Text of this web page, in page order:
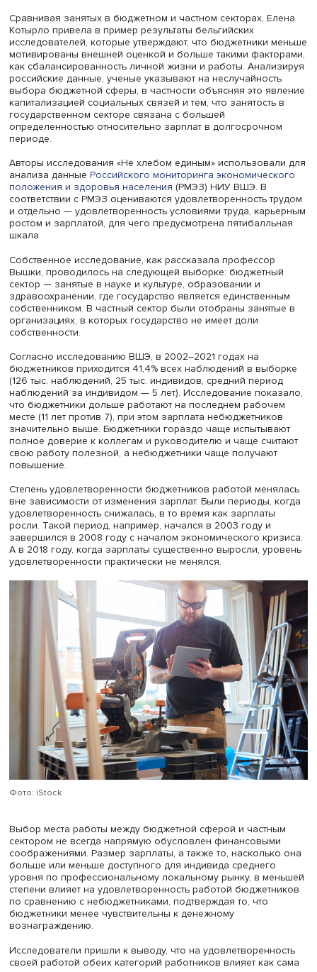
Фото: iStock
В то же время женщины более пессимистичны в
удовлетворенности работой. Для мужчин важна
оценка: зарплата, продвижение по карьерной
просто похвала шефа. Тогда как для женщин важна не
оценка других, но и самореализация на работе,
научиться чему-то новому, принимать самостоятельные
решения.
Сравнивая занятых в бюджетном и частном секторах,
Котырло привела в пример результаты бельгийских
исследователей, которые утверждают, что бюджетники
мотивированы внешней оценкой и больше такими
как сбалансированность личной жизни и работы.
российские данные, ученые указывают на
капитализацией социальных связей и тем, что
государственном секторе связана с большей
определенностью относительно зарплат в
периоде.
Авторы исследования «Не хлебом единым»
анализа данныеРоссийского мониторинга
положения и здоровья населения(РМЭЗ) НИУ ВШЭ. В
соответствии с РМЭЗ оцениваются удовлетворенность
ростом и зарплатой, для чего предусмотрена
шкала.
Собственное исследование, как рассказала профессор
Вышки, проводилось на следующей выборке:
сектор — занятые в науке и культуре, образовании и
здравоохранении, где государство является
собственником. В частный сектор были отобраны
организациях, в которых государство не имеет доли
собственности.
Согласно исследованию ВШЭ, в 2002–2021 годах на
бюджетников приходится 41,4% всех наблюдений в
(126 тыс. наблюдений, 25 тыс. индивидов, средний
наблюдений за индивидом — 5 лет). Исследование
что бюджетники дольше работают на последнем
месте (11 лет против 7), при этом зарплата
значительно выше. Бюджетники гораздо чаще
полное доверие к коллегам и руководителю и чаще
свою работу полезной, а небюджетники чаще
повышение.
Степень удовлетворенности бюджетников работой
удовлетворенность снижалась, в то время как зарплаты
росли. Такой период, например, начался в 2003 году и
завершился в 2008 году с началом экономического
А в 2018 году, когда зарплаты существенно выросли,
удовлетворенности практически не менялся.